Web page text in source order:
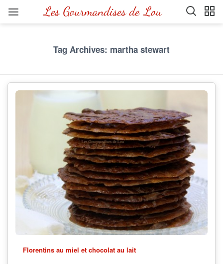
Tag Archives: martha stewart
Florentins au miel et chocolat au lait